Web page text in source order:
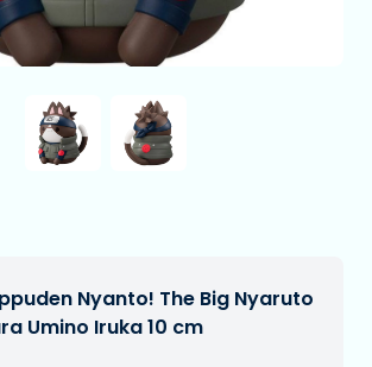
Nyanto! The Big Nyaruto
Umino Iruka 10 cm